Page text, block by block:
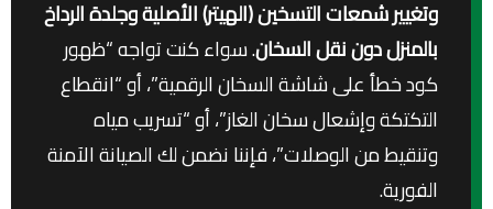
وتغيير شمعات التسخين (الهيتر) الأصلية وجلدة الرداخ
بالمنزل دون نقل السخان. سواء كنت تواجه “ظهور
كود خطأ على شاشة السخان الرقمية”، أو “انقطاع
التكتكة وإشعال سخان الغاز”، أو “تسريب مياه
وتنقيط من الوصلات”، فإننا نضمن لك الصيانة الآمنة
الفورية.